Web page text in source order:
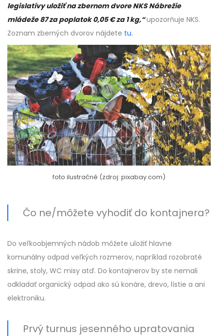
legislatívy uložiť na zbernom dvore NKS Nábrežie
mládeže 87 za poplatok 0,05 € za 1 kg,“upozorňuje NKS.
Zoznam zberných dvorov nájdete tu.
foto ilustračné (zdroj: pixabay.com)
Čo ne/môžete vyhodiť do kontajnera?
Do veľkoobjemných nádob môžete uložiť hlavne
komunálny odpad veľkých rozmerov, napríklad rozobraté
skrine, stoly, WC misy atď. Do kontajnerov by ste nemali
odkladať organický odpad ako sú konáre, drevo, lístie a ani
elektroniku.
Prvý turnus jesenného upratovania